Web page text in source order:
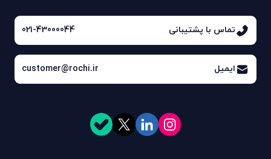
تماس با پشتیبانی 021-43000044
ایمیل customer@rochi.ir